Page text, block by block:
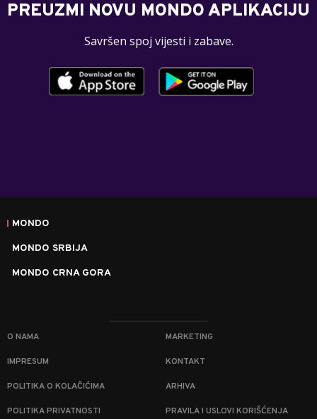
PREUZMI NOVU MONDO APLIKACIJU
Savršen spoj vijesti i zabave.
MONDO
MONDO SRBIJA
MONDO CRNA GORA
O NAMA MARKETING
IMPRESUM KONTAKT
POLITIKA O KOLAČIĆIMA ARHIVA
POLITIKA PRIVATNOSTI PRAVILA I USLOVI KORIŠĆENJA